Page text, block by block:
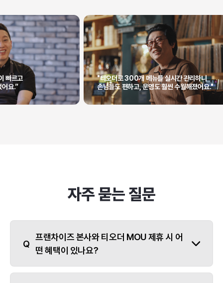
"티오더로 300개 메뉴를 실시간 관리하니
손님들도 편하고, 운영도 훨씬 수월해졌어요."
"
자주 묻는 질문
프랜차이즈 본사와 티오더 MOU 제휴 시 어
떤 혜택이 있나요?